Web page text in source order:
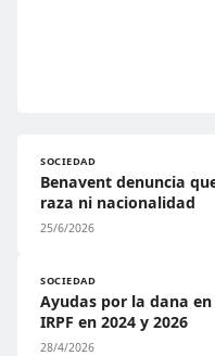
SOCIEDAD
Benavent denuncia
raza ni nacionalidad
25/6/2026
SOCIEDAD
Ayudas por la dana
IRPF en 2024 y 2026
28/4/2026